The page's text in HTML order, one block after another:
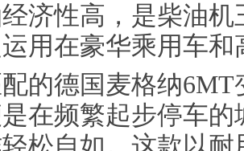
济性高，是柴油
用在豪华乘用车和
的德国麦格纳
在频繁起步停车